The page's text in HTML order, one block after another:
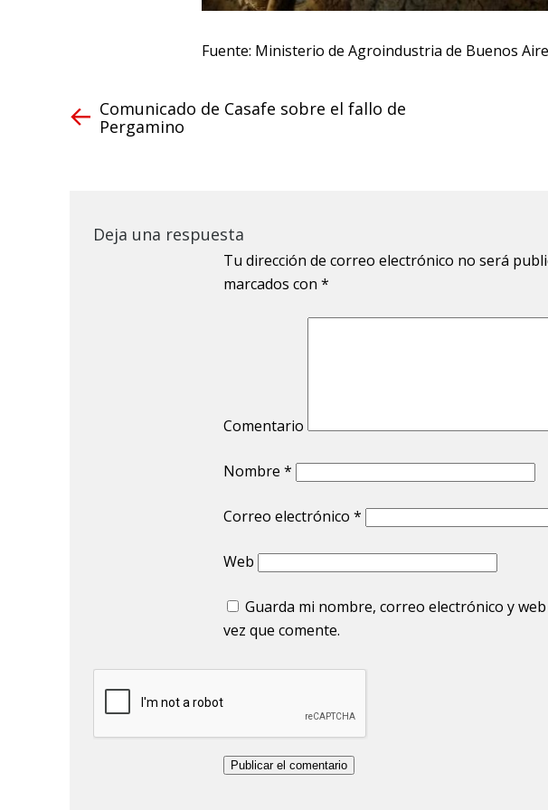
Fuente: Ministerio de Agroindustria de Buenos
Comunicado de Casafe sobre el fallo de
Pergamino
Deja una respuesta
Tu dirección de correo electrónico no será
marcados con *
Comentario
Nombre *
Correo electrónico *
Web
Guarda mi nombre, correo electrónico y
vez que comente.